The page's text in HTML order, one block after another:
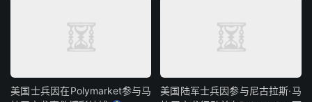
美国士兵因在Polymarket参与马
美国陆军士兵因参与尼古拉斯·马